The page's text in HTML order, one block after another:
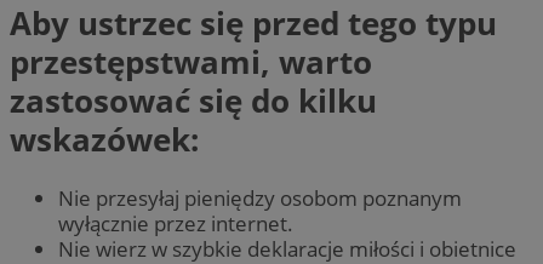
Aby ustrzec się przed tego typu
przestępstwami, warto
zastosować się do kilku
wskazówek:
Nie przesyłaj pieniędzy osobom poznanym
wyłącznie przez internet.
Nie wierz w szybkie deklaracje miłości i obietnice